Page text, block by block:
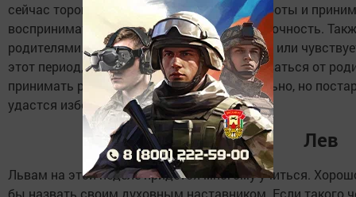
сейчас торопиться совершать резкие повороты и
воспринимать эти дни как испытание на прочность.
родителями. Если вы живёте вместе с ними или
этот период, возможно, постараетесь оторваться от
принимать решения за свою судьбу похвально, но
удастся избежать.
Лев
Львам на этой неделе придётся многому учиться.
бы назвать своим духовным наставником. Если такого